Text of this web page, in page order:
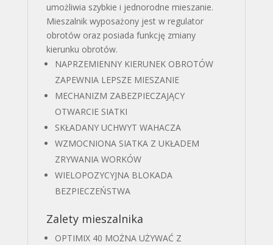
umożliwia szybkie i jednorodne mieszanie.
Mieszalnik wyposażony jest w regulator
obrotów oraz posiada funkcję zmiany
kierunku obrotów.
NAPRZEMIENNY KIERUNEK OBROTÓW
ZAPEWNIA LEPSZE MIESZANIE
MECHANIZM ZABEZPIECZAJĄCY
OTWARCIE SIATKI
SKŁADANY UCHWYT WAHACZA
WZMOCNIONA SIATKA Z UKŁADEM
ZRYWANIA WORKÓW
WIELOPOZYCYJNA BLOKADA
BEZPIECZEŃSTWA
Zalety mieszalnika
OPTIMIX 40 MOŻNA UŻYWAĆ Z